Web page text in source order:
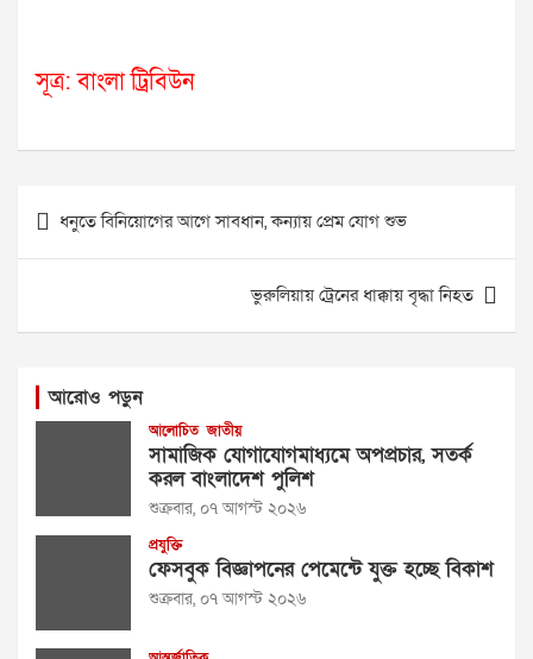
সূত্র: বাংলা ট্রিবিউন
Post
navigation
ধনুতে বিনিয়োগের আগে সাবধান, কন্যায় প্রেম যোগ শুভ
ভুরুলিয়ায় ট্রেনের ধাক্কায় বৃদ্ধা নিহত
আরোও পড়ুন
আলোচিত জাতীয়
সামাজিক যোগাযোগমাধ্যমে অপপ্রচার, সতর্ক
করল বাংলাদেশ পুলিশ
শুক্রবার, ০৭ আগস্ট ২০২৬
প্রযুক্তি
ফেসবুক বিজ্ঞাপনের পেমেন্টে যুক্ত হচ্ছে বিকাশ
শুক্রবার, ০৭ আগস্ট ২০২৬